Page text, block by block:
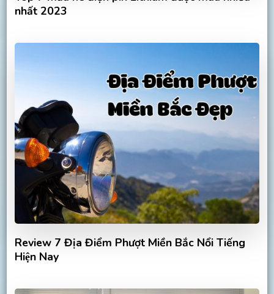
nhất 2023
Review 7 Địa Điểm Phượt Miền Bắc Nổi Tiếng
Hiện Nay